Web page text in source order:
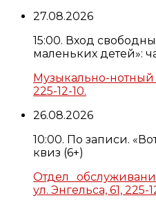
27.08.2026
15:00. Вход
маленьких детей»:
Музыкально-
225-12-10.
26.08.2026
10:00. По записи.
квиз (6+)
Отдел
ул. Энгельса, 61, 225-